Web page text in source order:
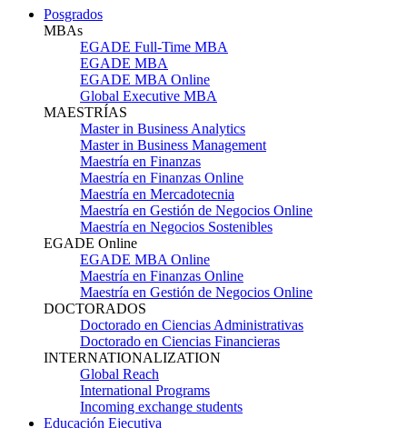
Posgrados
MBAs
EGADE Full-Time MBA
EGADE MBA
EGADE MBA Online
Global Executive MBA
MAESTRÍAS
Master in Business Analytics
Master in Business Management
Maestría en Finanzas
Maestría en Finanzas Online
Maestría en Mercadotecnia
Maestría en Gestión de Negocios Online
Maestría en Negocios Sostenibles
EGADE Online
EGADE MBA Online
Maestría en Finanzas Online
Maestría en Gestión de Negocios Online
DOCTORADOS
Doctorado en Ciencias Administrativas
Doctorado en Ciencias Financieras
INTERNATIONALIZATION
Global Reach
International Programs
Incoming exchange students
Educación Ejecutiva